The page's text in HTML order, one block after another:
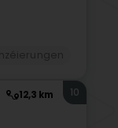
12,3 km 10